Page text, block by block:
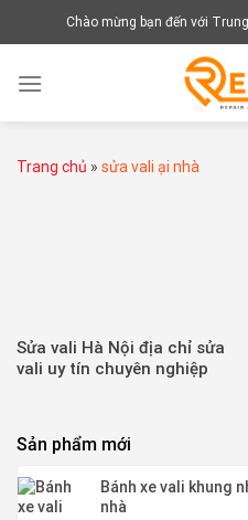
đến
dung
Chào mừng bạn đến với
Trang chủ » sửa vali ại nhà
Sửa vali Hà Nội địa chỉ sửa
vali uy tín chuyên nghiệp
Sản phẩm mới
Bánh xe vali khung
nhà